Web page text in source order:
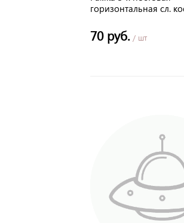
горизонтальная сл.
70 руб. / шт